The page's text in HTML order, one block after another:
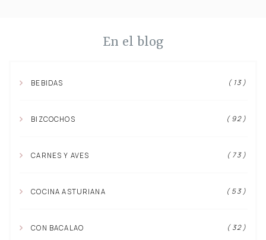
En el blog
BEBIDAS ( 13 )
BIZCOCHOS ( 92 )
CARNES Y AVES ( 73 )
COCINA ASTURIANA ( 53 )
CON BACALAO ( 32 )